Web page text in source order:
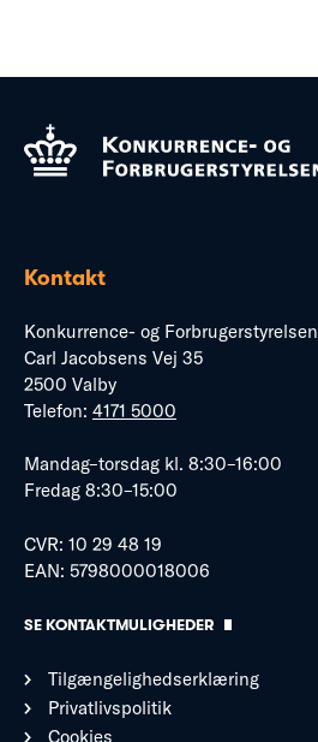
Kontakt
Konkurrence- og Forbrugerstyrelsen
Carl Jacobsens Vej 35
2500 Valby
Telefon: 4171 5000
Mandag–torsdag kl. 8:30–16:00
Fredag 8:30–15:00
CVR: 10 29 48 19
EAN: 5798000018006
SE KONTAKTMULIGHEDER
Tilgængelighedserklæring
Privatlivspolitik
Cookies